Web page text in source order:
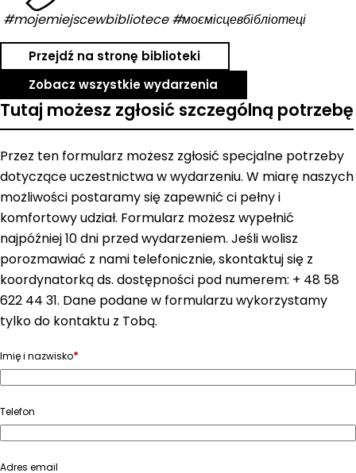
#mojemiejscewbibliotece #моємісцевбібліотеці
Przejdź na stronę biblioteki
Zobacz wszystkie wydarzenia
Tutaj możesz zgłosić szczególną potrzebę
Przez ten formularz możesz zgłosić specjalne potrzeby
dotyczące uczestnictwa w wydarzeniu. W miarę naszych
możliwości postaramy się zapewnić ci pełny i
komfortowy udział. Formularz możesz wypełnić
najpóźniej 10 dni przed wydarzeniem. Jeśli wolisz
porozmawiać z nami telefonicznie, skontaktuj się z
koordynatorką ds. dostępności pod numerem: + 48 58
622 44 31. Dane podane w formularzu wykorzystamy
tylko do kontaktu z Tobą.
Imię i nazwisko*
Telefon
Adres email